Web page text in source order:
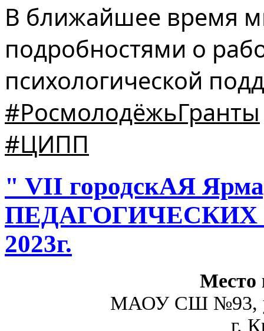
В ближайшее время
подробностями о
психологической
#РосмолодёжьГранты
#ЦИПП
" VII городскАЯ
ПЕДАГОГИЧЕСКИХ
2023г.
Место
МАОУ СШ №93,
г.